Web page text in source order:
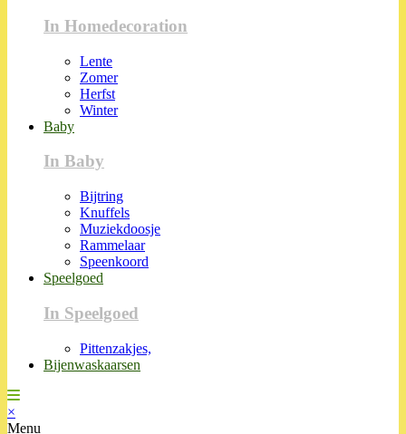
In Homedecoration
Lente
Zomer
Herfst
Winter
Baby
In Baby
Bijtring
Knuffels
Muziekdoosje
Rammelaar
Speenkoord
Speelgoed
In Speelgoed
Pittenzakjes,
Bijenwaskaarsen
×
Menu